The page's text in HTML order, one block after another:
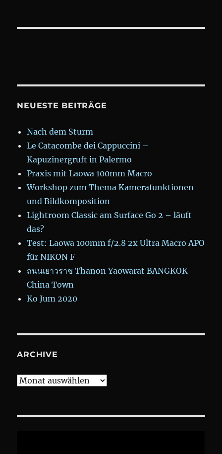
NEUESTE BEITRÄGE
Nach dem Sturm
Le Catacombe dei Cappuccini –
Kapuzinergruft in Palermo
Praxis mit Laowa 100mm Macro
Workshop zum Thema Kamerafunktionen
und Bildkomposition
Lightroom Classic am Surface Go 2 – läuft
das?
Test: Laowa 100mm f/2.8 2x Ultra Macro APO
für NIKON F
ถนนเยาวราช Thanon Yaowarat BANGKOK
China Town
Ko Jum 2020
ARCHIVE
Archive